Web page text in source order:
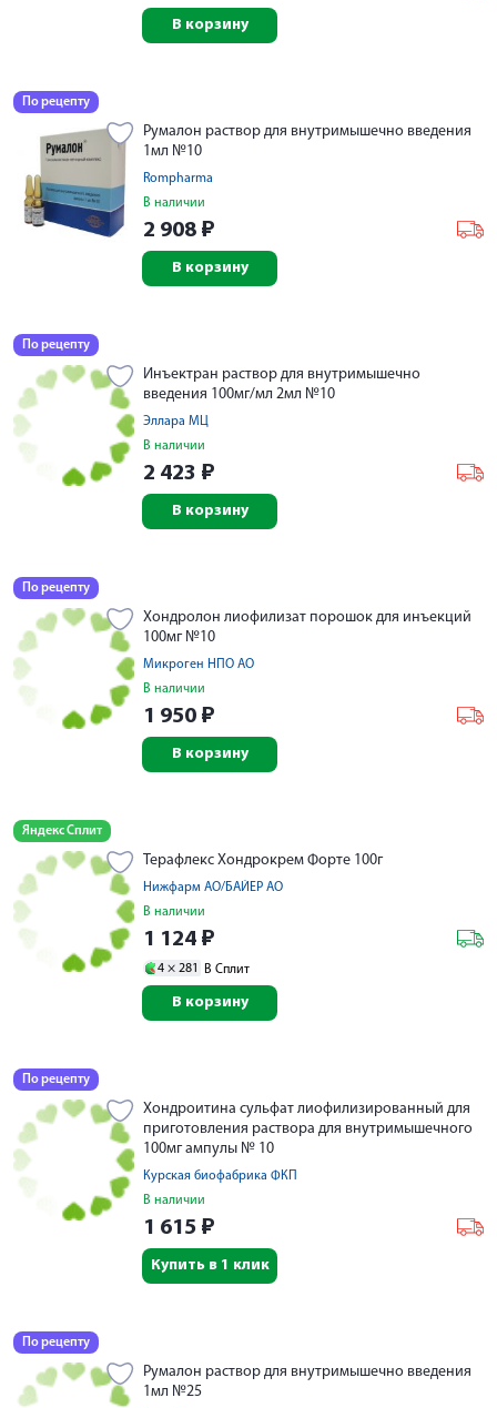
В корзину
По рецепту
Румалон раствор для внутримышечно введения
1мл №10
Rompharma
В наличии
2 908 ₽
В корзину
По рецепту
Инъектран раствор для внутримышечно
введения 100мг/мл 2мл №10
Эллара МЦ
В наличии
2 423 ₽
В корзину
По рецепту
Хондролон лиофилизат порошок для инъекций
100мг №10
Микроген НПО АО
В наличии
1 950 ₽
В корзину
Яндекс Сплит
Терафлекс Хондрокрем Форте 100г
Нижфарм АО/БАЙЕР АО
В наличии
1 124 ₽
4 × 281 В Сплит
В корзину
По рецепту
Хондроитина сульфат лиофилизированный для
приготовления раствора для внутримышечного
100мг ампулы № 10
Курская биофабрика ФКП
В наличии
1 615 ₽
Купить в 1 клик
По рецепту
Румалон раствор для внутримышечно введения
1мл №25